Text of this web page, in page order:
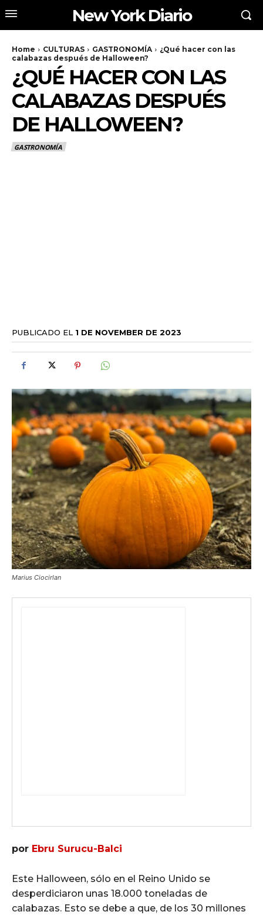
New York Diario
Home CULTURAS GASTRONOMÍA
¿Qué hacer con las
calabazas después de Halloween?
¿QUÉ HACER CON LAS
CALABAZAS DESPUÉS
DE HALLOWEEN?
GASTRONOMÍA
PUBLICADO EL 1 DE NOVEMBER DE 2023
Marius Ciocirlan
por Ebru Surucu-Balci
Este Halloween, sólo en el Reino Unido se
desperdiciaron unas 18.000 toneladas de
calabazas. Esto se debe a que, de los 30 millones